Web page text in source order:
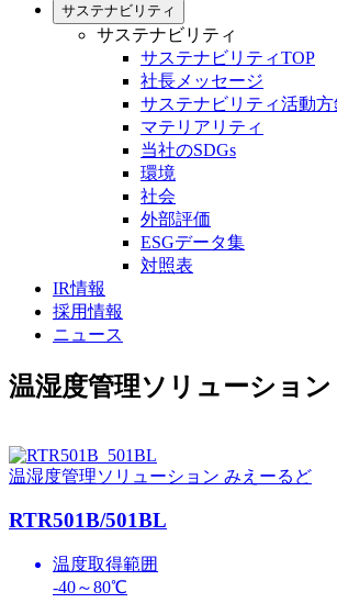
サステナビリティ
サステナビリティ
サステナビリティTOP
社長メッセージ
サステナビリティ活動方
マテリアリティ
当社のSDGs
環境
社会
外部評価
ESGデータ集
対照表
IR情報
採用情報
ニュース
温湿度管理ソリューショ
温湿度管理ソリューション みえーるど
RTR501B/501BL
温度取得範囲
-40～80℃